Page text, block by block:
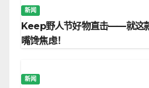
新闻
Keep野人节好物直击——就这
嘴馋焦虑！
新闻